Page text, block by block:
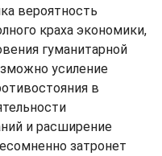
вероятность
краха экономики,
гуманитарной
усиление
в
и расширение
затронет